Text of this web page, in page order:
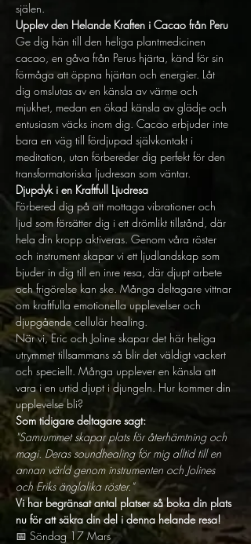
själen.
Upplev den Helande Kraften i Cacao från Peru
Ge dig hän till den heliga plantmedicinen
cacao, en gåva från Perus hjärta, känd för sin
förmåga att öppna hjärtan och energier. Låt
dig omslutas av en känsla av värme och
mjukhet, medan en ökad känsla av glädje och
entusiasm väcks inom dig. Cacao erbjuder inte
bara en väg till fördjupad självkontakt i
meditation, utan förbereder dig perfekt för den
transformatoriska ljudresan som väntar.
Djupdyk i en Kraftfull Ljudresa
Förbered dig på att mottaga vibrationer och
ljud som försätter dig i ett drömlikt tillstånd, där
hela din kropp aktiveras. Genom våra röster
och instrument skapar vi ett ljudlandskap som
bjuder in dig till en inre resa, där djupt arbete
och frigörelse kan ske. Många deltagare vittnar
om kraftfulla emotionella upplevelser och
djupgående cellulär healing.
När vi, Eric och Joline skapar det här heliga
utrymmet tillsammans så blir det väldigt vackert
och speciellt. Många upplever en känsla att
vara i en urtid djupt i djungeln. Hur kommer din
upplevelse bli?
Som tidigare deltagare sagt:
"Samrummet skapar plats för återhämtning och
magi. Deras soundhealing för mig alltid till en
annan värld genom instrumenten och Jolines
och Eriks änglalika röster."
Vi har begränsat antal platser så boka din plats
nu för att säkra din del i denna helande resa!
📅 Söndag 17 Mars